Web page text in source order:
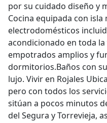
por su cuidado diseño y
Cocina equipada con isla
electrodomésticos
acondicionado en toda
empotrados amplios y
dormitorios.Baños con
lujo. Vivir en Rojales
pero con todos los
sitúan a pocos minutos
del Segura y Torrevieja,